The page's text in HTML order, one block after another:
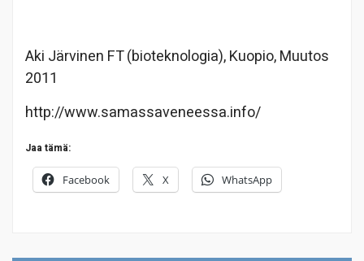
Aki Järvinen FT (bioteknologia), Kuopio, Muutos
2011
http://www.samassaveneessa.info/
Jaa tämä:
Facebook X WhatsApp